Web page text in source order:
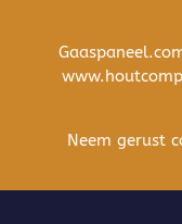
Neem gerust